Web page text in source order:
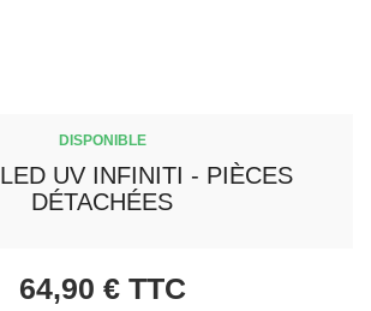
DISPONIBLE
UV INFINITI - PIÈCES
DÉTACHÉES
64,90 € TTC